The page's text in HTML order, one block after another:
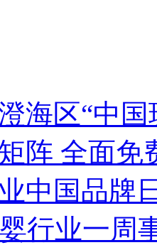
海区“中
阵 全面免
中国品牌
行业一周